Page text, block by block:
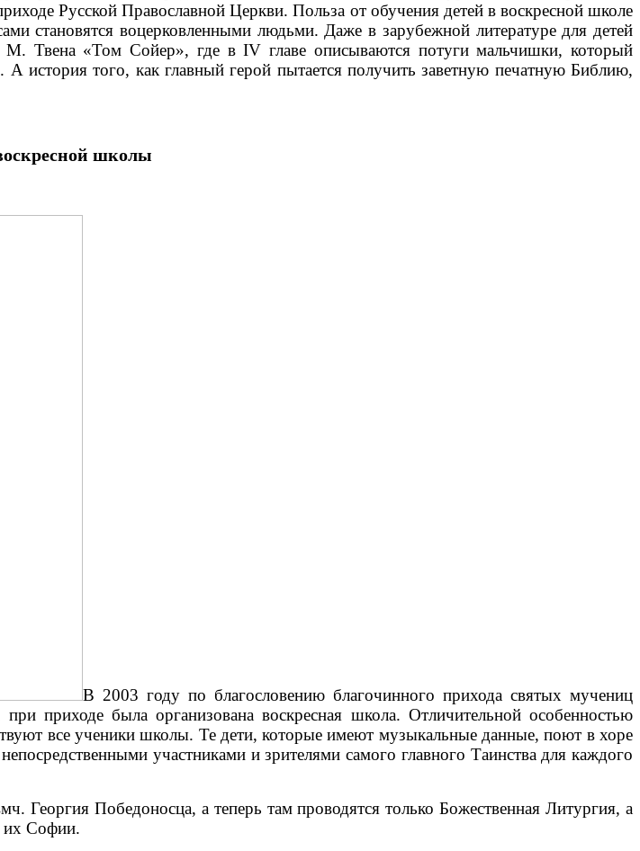
Русской Православной Церкви. Польза от обучения детей в воскресной школе
становятся воцерковленными людьми. Даже в зарубежной литературе для детей
М. Твена «Том Сойер», где в IV главе описываются потуги мальчишки, который
история того, как главный герой пытается получить заветную печатную Библию,
школы
В 2003 году по благословению благочинного прихода святых мучениц
была организована воскресная школа. Отличительной особенностью
все ученики школы. Те дети, которые имеют музыкальные данные, поют в хоре
участниками и зрителями самого главного Таинства для каждого
Георгия Победоносца, а теперь там проводятся только Божественная Литургия, а
их Софии.